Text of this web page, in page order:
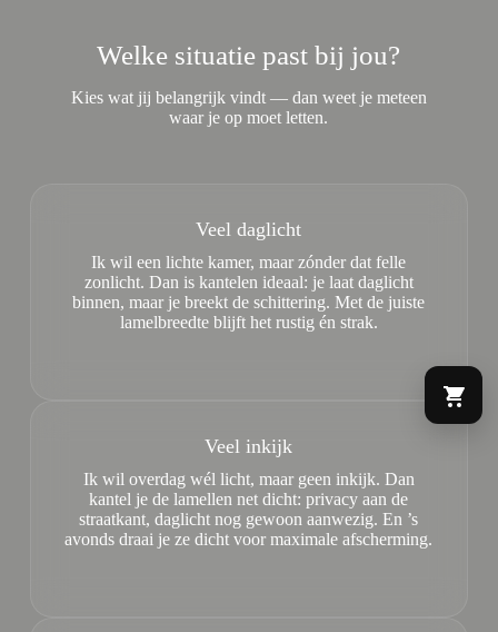
Welke situatie past bij jou?
Kies wat jij belangrijk vindt — dan weet je meteen
waar je op moet letten.
Veel daglicht
Ik wil een lichte kamer, maar zónder dat felle
zonlicht. Dan is kantelen ideaal: je laat daglicht
binnen, maar je breekt de schittering. Met de juiste
lamelbreedte blijft het rustig én strak.
Veel inkijk
Ik wil overdag wél licht, maar geen inkijk. Dan
kantel je de lamellen net dicht: privacy aan de
straatkant, daglicht nog gewoon aanwezig. En ’s
avonds draai je ze dicht voor maximale afscherming.